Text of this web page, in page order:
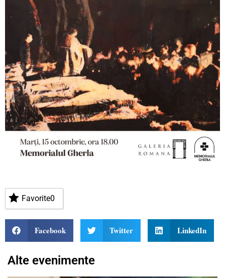
Favorite0
Facebook Twitter LinkedIn
Alte evenimente